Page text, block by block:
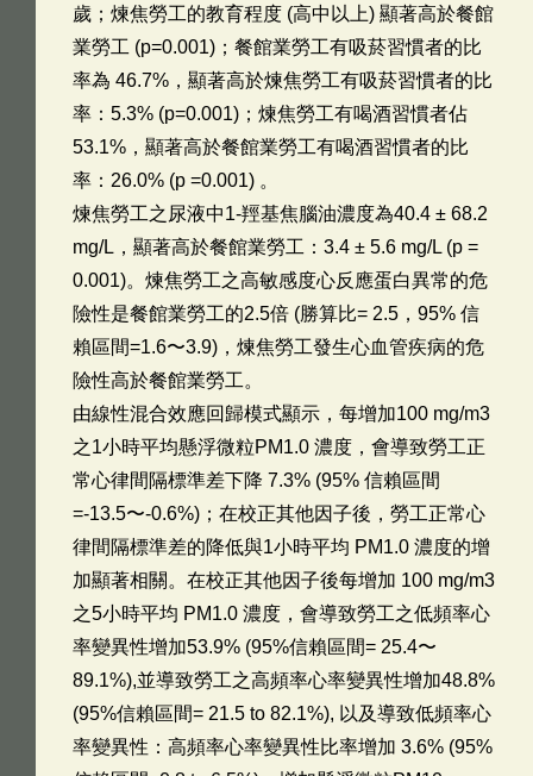
歲；煉焦勞工的教育程度 (高中以上) 顯著高於餐館
業勞工 (p=0.001)；餐館業勞工有吸菸習慣者的比
率為 46.7%，顯著高於煉焦勞工有吸菸習慣者的比
率：5.3% (p=0.001)；煉焦勞工有喝酒習慣者佔
53.1%，顯著高於餐館業勞工有喝酒習慣者的比
率：26.0% (p =0.001) 。
煉焦勞工之尿液中1-羥基焦腦油濃度為40.4 ± 68.2
mg/L，顯著高於餐館業勞工：3.4 ± 5.6 mg/L (p =
0.001)。煉焦勞工之高敏感度心反應蛋白異常的危
險性是餐館業勞工的2.5倍 (勝算比= 2.5，95% 信
賴區間=1.6〜3.9)，煉焦勞工發生心血管疾病的危
險性高於餐館業勞工。
由線性混合效應回歸模式顯示，每增加100 mg/m3
之1小時平均懸浮微粒PM1.0 濃度，會導致勞工正
常心律間隔標準差下降 7.3% (95% 信賴區間
=-13.5〜-0.6%)；在校正其他因子後，勞工正常心
律間隔標準差的降低與1小時平均 PM1.0 濃度的增
加顯著相關。在校正其他因子後每增加 100 mg/m3
之5小時平均 PM1.0 濃度，會導致勞工之低頻率心
率變異性增加53.9% (95%信賴區間= 25.4〜
89.1%),並導致勞工之高頻率心率變異性增加48.8%
(95%信賴區間= 21.5 to 82.1%), 以及導致低頻率心
率變異性：高頻率心率變異性比率增加 3.6% (95%